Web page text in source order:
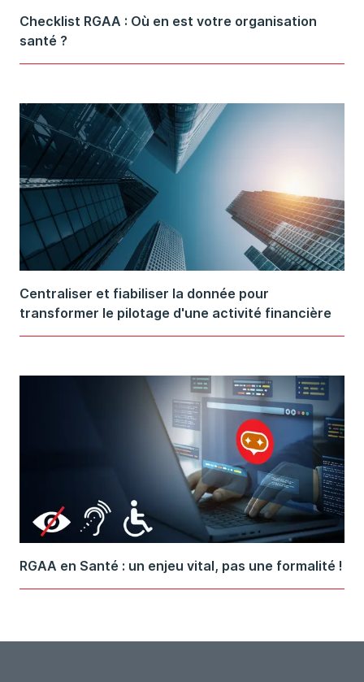
Checklist RGAA : Où en est votre organisation
santé ?
Centraliser et fiabiliser la donnée pour
transformer le pilotage d'une activité financière
RGAA en Santé : un enjeu vital, pas une formalité !